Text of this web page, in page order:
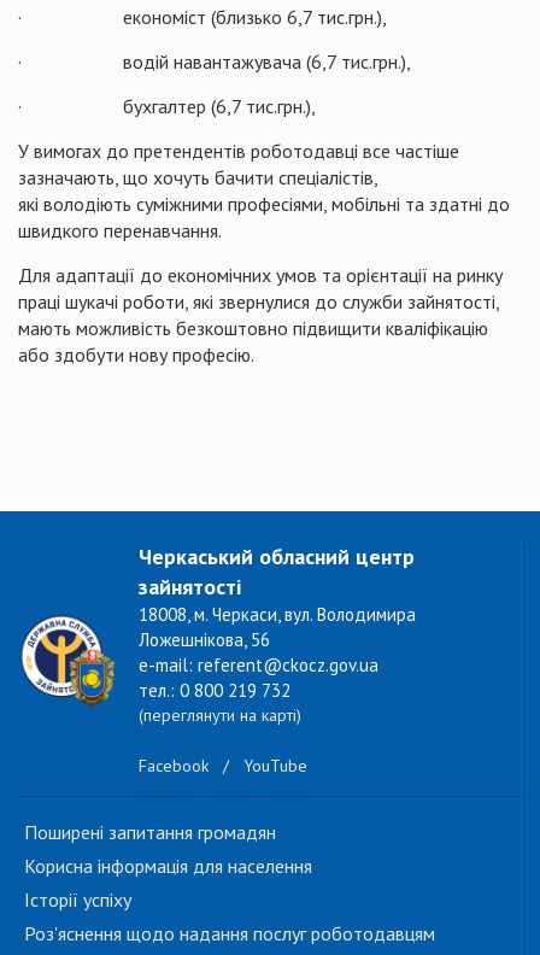
· економіст (близько 6,7 тис.грн.),
· водій навантажувача (6,7 тис.грн.),
· бухгалтер (6,7 тис.грн.),
У вимогах до претендентів роботодавці все частіше
зазначають, що хочуть бачити спеціалістів,
які володіють суміжними професіями, мобільні та здатні до
швидкого перенавчання.
Для адаптації до економічних умов та орієнтації на ринку
праці шукачі роботи, які звернулися до служби зайнятості,
мають можливість безкоштовно підвищити кваліфікацію
або здобути нову професію.
Черкаський обласний центр
зайнятості
18008, м. Черкаси, вул. Володимира
Ложешнікова, 56
e-mail: referent@ckocz.gov.ua
тел.: 0 800 219 732
(переглянути на карті)
Facebook / YouTube
Поширені запитання громадян
Корисна інформація для населення
Історії успіху
Роз'яснення щодо надання послуг роботодавцям